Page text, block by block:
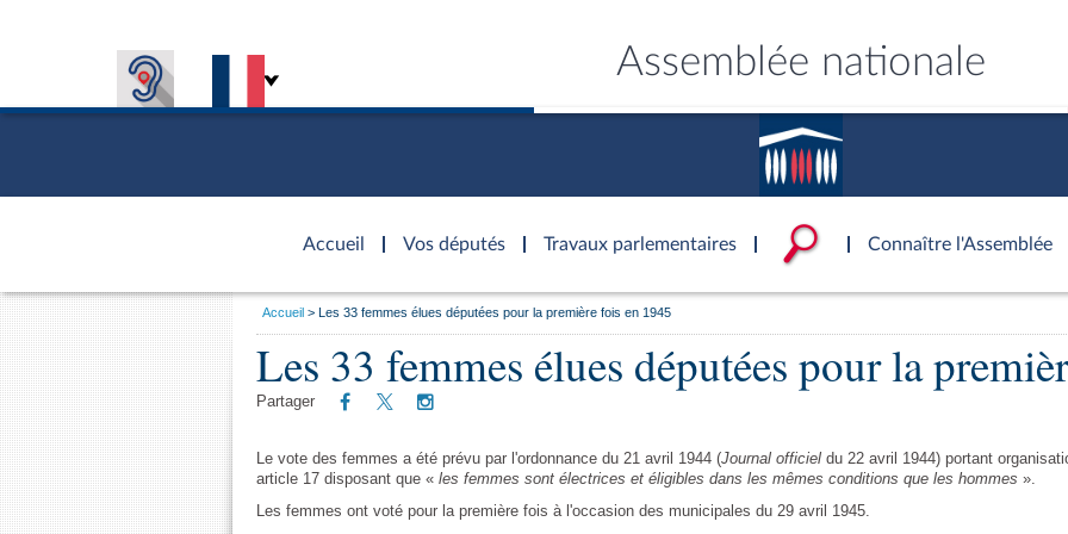
Assemblée nationale
Accueil
d'accueil
Vos députés Travaux parlementaires Connaître l'Assemblée
VOS DÉPUTÉS
Présidence
577 députés
TRAVAUX PARLEMENTAIRES
Séance publique
Commissions et autres organes
Congrès
Pétitions
Documents
Projets de loi
Textes adoptés
Général
CONNAÎTRE L'ASSEMBLÉE
Rôle et pouvoirs de l'Assemblée
Fiches « Connaissance de l’Assemblée »
Bureau
Collège des Questeurs Services
Statistiques et chiffres
Transparence et
)
DÉCOUVRIR LES LIEUX
Visiter l'Assemblée
Visite virtuelle du palais Bourbon
l’Assemblée
Les évènements
Patrimoine
La Bibliothèque
Photos libres de droit
CONNEXION & INSCRIPTION
S'identifier
S'identifier
Vous
Accueil Les 33 femmes élues députées pour la première fois en 1945
Les 33 femmes élues députées pour la
Partager
Le vote des femmes a été prévu par l'ordonnance du 21 avril 1944 (Journal officiel du 22 avril 1944) portant
article 17 disposant que « les femmes sont électrices et éligibles dans les mêmes conditions que les hommes ».
Les femmes ont voté pour la première fois à l'occasion des municipales du 29 avril 1945.